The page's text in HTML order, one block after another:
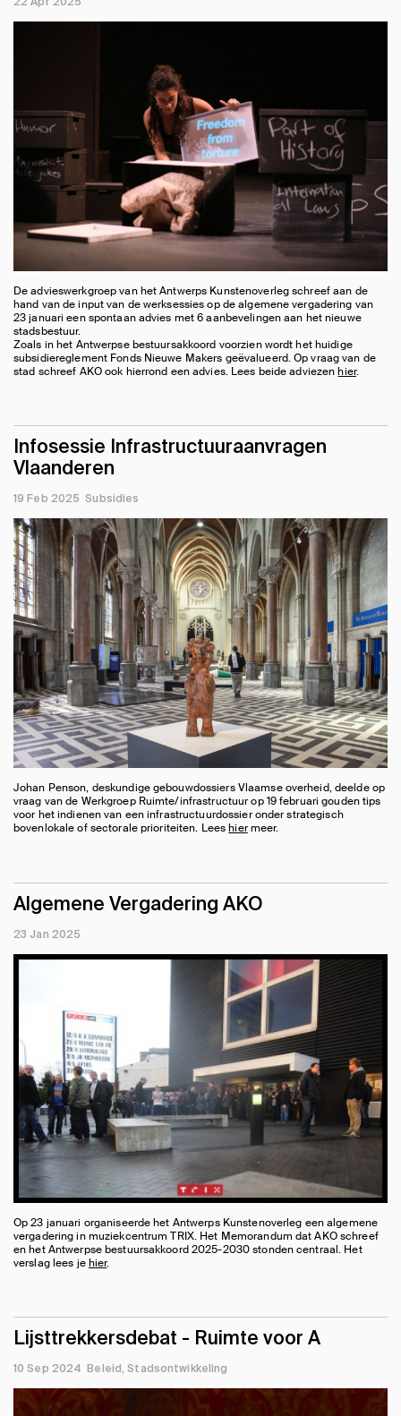
De advieswerkgroep van het Antwerps Kunstenoverleg schreef aan de
hand van de input van de werksessies op de algemene vergadering van
23 januari een spontaan advies met 6 aanbevelingen aan het nieuwe
stadsbestuur.
Zoals in het Antwerpse bestuursakkoord voorzien wordt het huidige
subsidiereglement Fonds Nieuwe Makers geëvalueerd. Op vraag van de
stad schreef AKO ook hierrond een advies. Lees beide adviezenhier.
Infosessie Infrastructuuraanvragen
Vlaanderen
19 Feb 2025 Subsidies
Johan Penson, deskundige gebouwdossiers Vlaamse overheid, deelde op
vraag van de Werkgroep Ruimte/infrastructuur op 19 februari gouden tips
voor het indienen van een infrastructuurdossier onder strategisch
bovenlokale of sectorale prioriteiten. Leeshiermeer.
Algemene Vergadering AKO
23 Jan 2025
Op 23 januari organiseerde het Antwerps Kunstenoverleg een algemene
vergadering in muziekcentrum TRIX. Het Memorandum dat AKO schreef
en het Antwerpse bestuursakkoord 2025-2030 stonden centraal. Het
verslag lees jehier.
Lijsttrekkersdebat - Ruimte voor A
10 Sep 2024 Beleid Stadsontwikkeling